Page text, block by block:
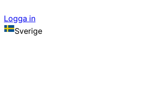
Logga in
Sverige